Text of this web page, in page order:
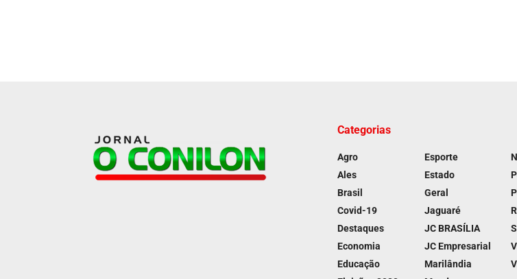
Categorias
Agro
Ales
Brasil
Covid-19
Destaques
Economia
Educação
Esporte
Estado
Geral
Jaguaré
JC BRASÍLIA
JC Empresarial
Marilândia